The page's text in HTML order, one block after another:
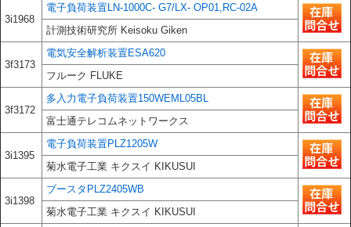
3i1968
電子負荷装置LN-1000C- G7/LX- OP01,RC-02A
計測技術研究所 Keisoku Giken
3f3173
電気安全解析装置ESA620
フルーク FLUKE
3f3172
多入力電子負荷装置150WEML05BL
富士通テレコムネットワークス
3i1395
電子負荷装置PLZ1205W
菊水電子工業 キクスイ KIKUSUI
3i1398
ブースタPLZ2405WB
菊水電子工業 キクスイ KIKUSUI